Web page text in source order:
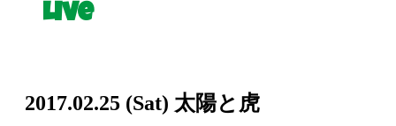
Live
2017.02.25 (Sat) 太陽と虎